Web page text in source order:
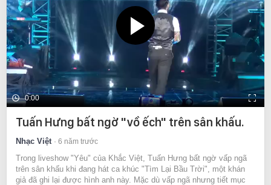
0:00
Tuấn Hưng bất ngờ "vồ ếch" trên sân khấu.
Nhạc Việt 6 năm trước
Trong liveshow "Yêu" của Khắc Việt, Tuấn Hưng bất ngờ vấp ngã
trên sân khấu khi đang hát ca khúc "Tìm Lại Bầu Trời", một khán
giả đã ghi lại được hình anh này. Mặc dù vấp ngã nhưng tiết mục